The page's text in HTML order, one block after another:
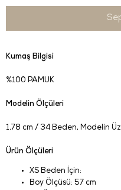
Kumaş Bilgisi
%100 PAMUK
Modelin Ölçüleri
1.78 cm / 34 Beden, Modelin
Ürün Ölçüleri
XS Beden İçin:
Boy Ölçüsü: 57 cm